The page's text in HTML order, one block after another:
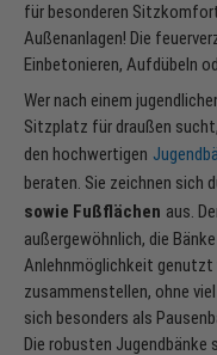
für besonderen
Außenanlagen! Die
Einbetonieren, Aufdübeln
Wer nach einem
Sitzplatz für draußen
den hochwertigen
beraten. Sie zeichnen sich
sowie Fußflächen aus.
außergewöhnlich, die
Anlehnmöglichkeit genutzt
zusammenstellen, ohne
sich besonders als
Die robusten Jugendbänke